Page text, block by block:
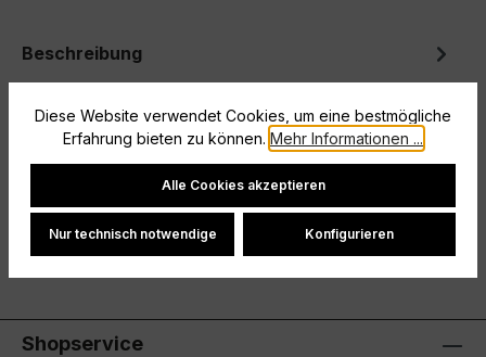
Beschreibung
egal ob auf dem Platz oder auf der Tribüne. Dank
atmungsaktivem Single…Mehr
Shopservice
Diese Website verwendet Cookies, um eine bestmögliche
Erfahrung bieten zu können. Mehr Informationen ...
Cookie-Einstellungen
Alle Cookies akzeptieren
Nur technisch notwendige Konfigurieren